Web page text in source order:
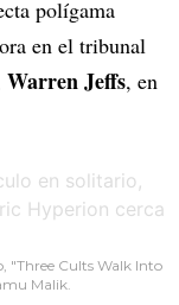
polígama
en el tribunal
Warren Jeffs, en
"Three Cults Walk Into
Malik.